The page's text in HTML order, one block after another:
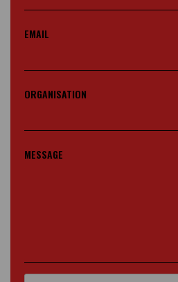
EMAIL
ORGANISATION
MESSAGE